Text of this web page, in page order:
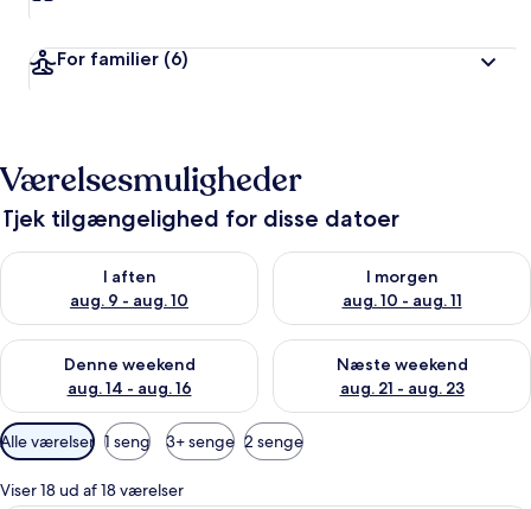
For familier (6)
Værelsesmuligheder
Tjek tilgængelighed for disse datoer
I aften
aug. 9 - aug. 10
Tjek tilgængelighed for i aften aug. 9 - aug. 10
I morgen
aug. 10 - aug. 11
Tjek tilgængelighed for i
Denne weekend
aug. 14 - aug. 16
Tjek tilgængelighed for denne weekend aug. 14 - aug. 16
Næste weekend
aug. 21 - aug. 23
Tjek tilgængelighed for næste
Tilgængelige
filtre
for
Alle værelser 1 seng 3+ senge 2 senge
Viser 18 ud af 18 værelser